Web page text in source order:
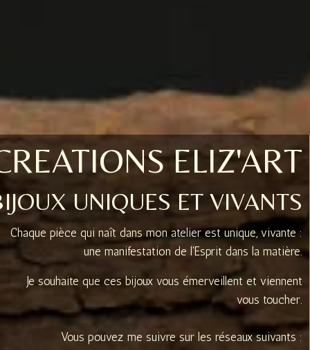
ELIZ'ART
UNIQUES ET VIVANTS
Chaque pièce qui naît dans mon atelier est unique, vivante :
une manifestation de l'Esprit dans la matière.
Je souhaite que ces bijoux vous émerveillent et viennent
vous toucher.
Vous pouvez me suivre sur les réseaux suivants :